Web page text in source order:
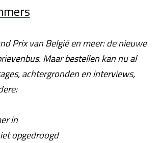
Prix van België en meer: de nieuwe
Maar bestellen kan nu al
achtergronden en interviews,
in
opgedroogd